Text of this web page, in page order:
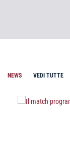
NEWS VEDI TUTTE